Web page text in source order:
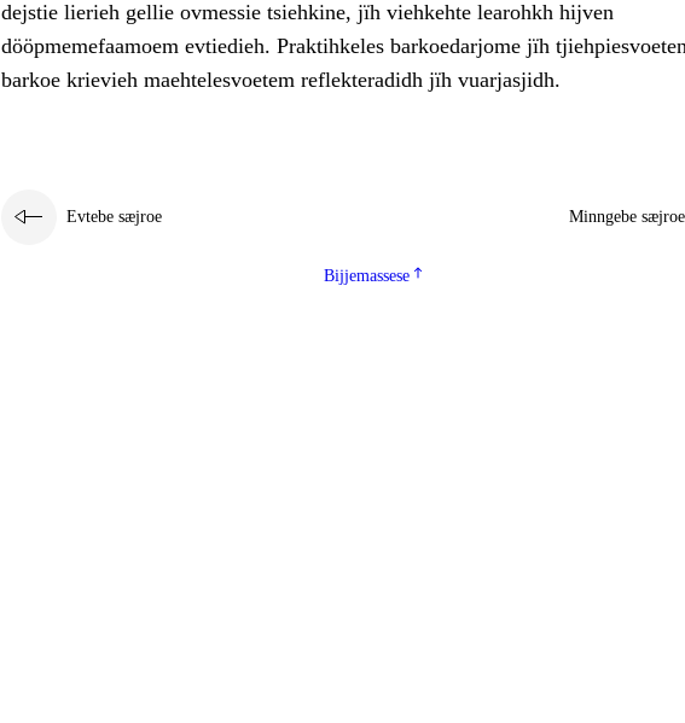
dejstie lierieh gellie ovmessie tsiehkine, jïh viehkehte learohkh hijven
dööpmemefaamoem evtiedieh. Praktihkeles barkoedarjome jïh
barkoe krievieh maehtelesvoetem reflekteradidh jïh vuarjasjidh.
Evtebe sæjroe Minngebe sæjroe
Bijjemassese